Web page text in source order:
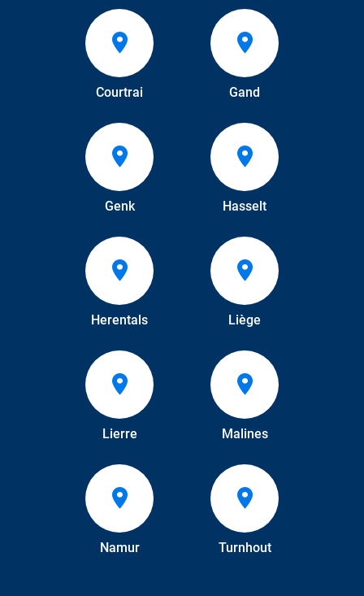
Courtrai Gand
Genk Hasselt
Herentals Liège
Lierre Malines
Namur Turnhout